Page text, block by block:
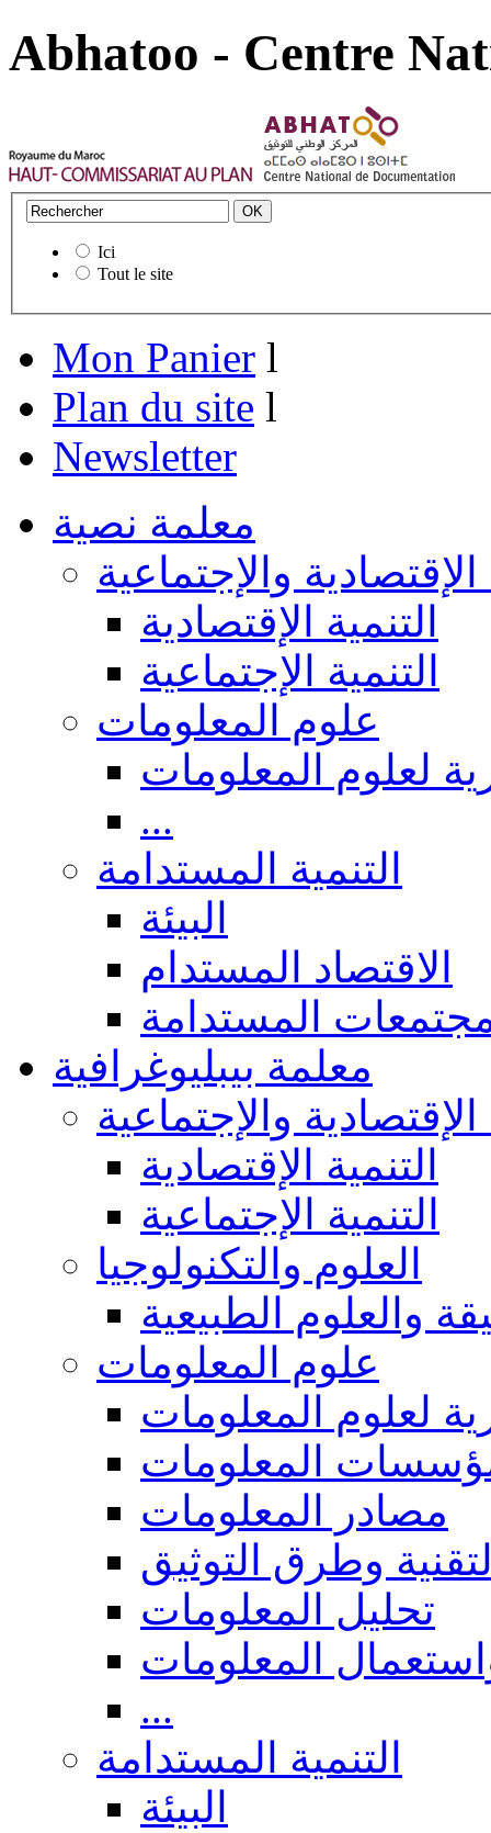
Abhatoo - Centre
Ici
Tout le site
Mon Panier l
Plan du site l
Newsletter
معلمة نصية
الإقتصادية والإجتماعية
التنمية الإقتصادية
التنمية الإجتماعية
علوم المعلومات
لعلوم المعلومات
...
التنمية المستدامة
البيئة
الاقتصاد المستدام
المستدامة
معلمة بيبليوغرافية
الإقتصادية والإجتماعية
التنمية الإقتصادية
التنمية الإجتماعية
العلوم والتكنولوجيا
والعلوم الطبيعية
علوم المعلومات
لعلوم المعلومات
المعلومات
مصادر المعلومات
وطرق التوثيق
تحليل المعلومات
المعلومات
...
التنمية المستدامة
البيئة